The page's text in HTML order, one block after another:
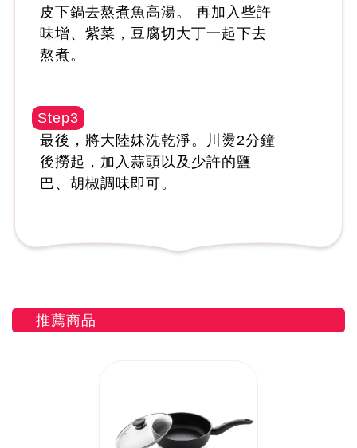
皮下鍋去熬煮魚高湯。 再加入些許
味增、紫菜，豆腐切大丁一起下去
熬煮。
Step3
最後，將大陸妹洗乾淨。川燙2分鐘
後撈起，加入蒜頭以及少許的鹽
巴、胡椒調味即可。
推薦商品